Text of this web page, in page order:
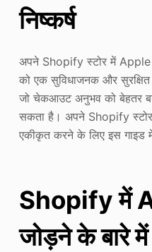
निष्कर्ष
अपने Shopify स्टोर में
को एक सुविधाजनक और
जो चेकआउट अनुभव को बेहतर
सकता है। अपने Shopify
एकीकृत करने के लिए इस गाइड
Shopify में
जोड़ने के बारे